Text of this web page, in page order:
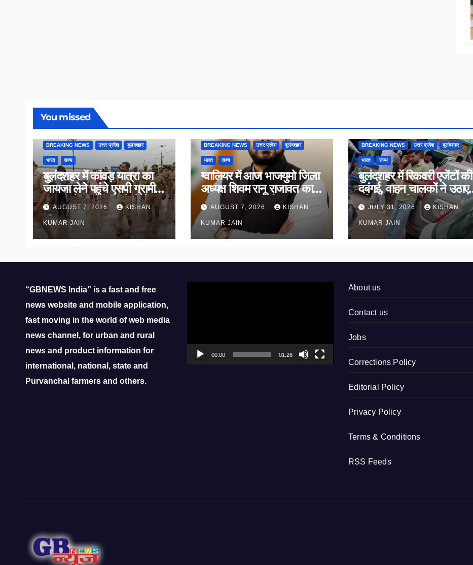
You missed
BREAKING NEWS उत्तर प्रदेश बुलंदशहर
भारत राज्य
बुलंदशहर में कांवड़ यात्रा का
जायजा लेने पहुंचे एसपी ग्रामीण,
गंगा घाटों पर कांवड़ियों से किया
संवाद
AUGUST 7, 2026 KISHAN
KUMAR JAIN
BREAKING NEWS उत्तर प्रदेश बुलंदशहर
भारत राज्य
ग्वालियर में आज भाजयुमो जिला
अध्यक्ष शिवम रानू राजावत का
पदभार ग्रहण समारोह
AUGUST 7, 2026 KISHAN
KUMAR JAIN
BREAKING NEWS उत्तर प्रदेश बुलंदशहर
भारत राज्य
बुलंदशहर में रिकवरी एजेंटों की
दबंगई, वाहन चालकों ने उठाए
पुलिस की भूमिका पर सवाल
JULY 31, 2026 KISHAN
KUMAR JAIN
“GBNEWS India” is a fast and free
news website and mobile application,
fast moving in the world of web media
news channel, for urban and rural
news and product information for
international, national, state and
Purvanchal farmers and others.
00:00 01:26
About us
Contact us
Jobs
Corrections Policy
Editorial Policy
Privacy Policy
Terms & Conditions
RSS Feeds